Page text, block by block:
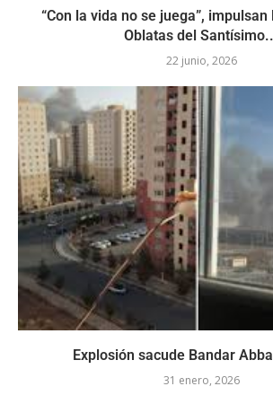
“Con la vida no se juega”,
Oblatas del
22 junio, 2026
Explosión sacude Bandar
31 enero, 2026